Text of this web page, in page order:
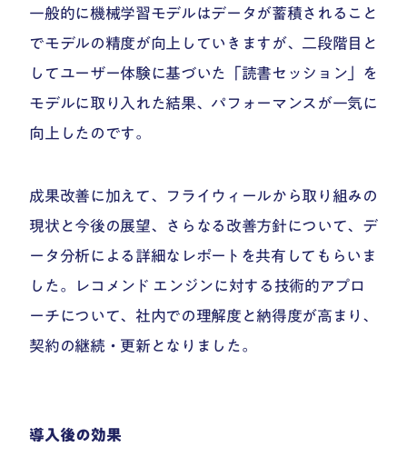
一般的に機械学習モデルはデータが蓄積されること
でモデルの精度が向上していきますが、二段階目と
してユーザー体験に基づいた「読書セッション」を
モデルに取り入れた結果、パフォーマンスが一気に
向上したのです。
成果改善に加えて、フライウィールから取り組みの
現状と今後の展望、さらなる改善方針について、デ
ータ分析による詳細なレポートを共有してもらいま
した。レコメンド エンジンに対する技術的アプロ
ーチについて、社内での理解度と納得度が高まり、
契約の継続・更新となりました。
導入後の効果